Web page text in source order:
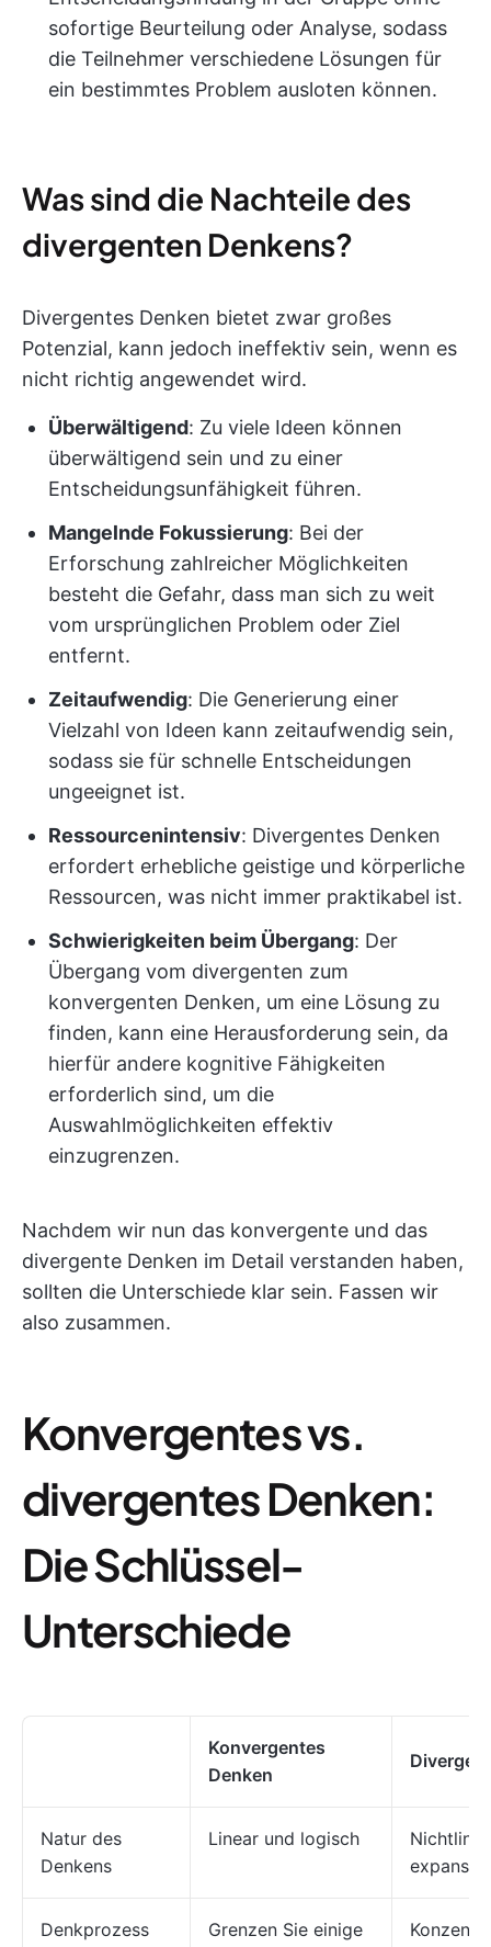
sofortige Beurteilung oder Analyse, sodass
die Teilnehmer verschiedene Lösungen für
ein bestimmtes Problem ausloten können.
Was sind die Nachteile des
divergenten Denkens?
Divergentes Denken bietet zwar großes
Potenzial, kann jedoch ineffektiv sein, wenn es
nicht richtig angewendet wird.
Überwältigend: Zu viele Ideen können
überwältigend sein und zu einer
Entscheidungsunfähigkeit führen.
Mangelnde Fokussierung: Bei der
Erforschung zahlreicher Möglichkeiten
besteht die Gefahr, dass man sich zu weit
vom ursprünglichen Problem oder Ziel
entfernt.
Zeitaufwendig: Die Generierung einer
Vielzahl von Ideen kann zeitaufwendig sein,
sodass sie für schnelle Entscheidungen
ungeeignet ist.
Ressourcenintensiv: Divergentes Denken
erfordert erhebliche geistige und körperliche
Ressourcen, was nicht immer praktikabel ist.
Schwierigkeiten beim Übergang: Der
Übergang vom divergenten zum
konvergenten Denken, um eine Lösung zu
finden, kann eine Herausforderung sein, da
hierfür andere kognitive Fähigkeiten
erforderlich sind, um die
Auswahlmöglichkeiten effektiv
einzugrenzen.
Nachdem wir nun das konvergente und das
divergente Denken im Detail verstanden haben,
sollten die Unterschiede klar sein. Fassen wir
also zusammen.
Konvergentes vs.
divergentes Denken:
Die Schlüssel-
Unterschiede
Konvergentes
Denken
Natur des
Denkens
Linear und logisch
expansiv
Denkprozess
Grenzen Sie einige